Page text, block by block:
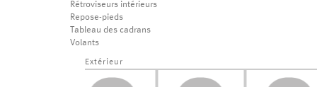
Rétroviseurs intérieurs
Repose-pieds
Tableau des cadrans
Volants
Extérieur